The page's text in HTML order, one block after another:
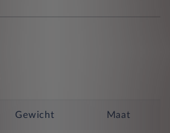
Gewicht Maat